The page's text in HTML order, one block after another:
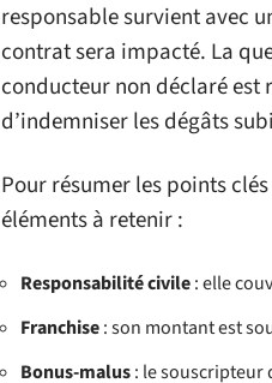
responsable survient avec
contrat sera impacté. La
conducteur non déclaré est
d’indemniser les dégâts
Pour résumer les points
éléments à retenir :
Responsabilité civile: elle
Franchise: son montant est
Bonus-malus: le souscripteur